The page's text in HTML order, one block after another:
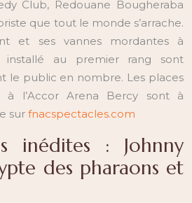
Club, Redouane Bougheraba
que tout le monde s’arrache.
et ses vannes mordantes à
installé au premier rang sont
le public en nombre. Les places
à l’Accor Arena Bercy sont à
sur fnacspectacles.com
inédites : Johnny
des pharaons et